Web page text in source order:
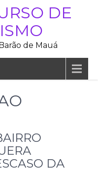
DE
de Mauá
DA